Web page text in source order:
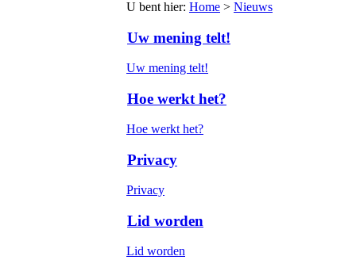
U bent hier: Home > Nieuws
Uw mening telt!
Uw mening telt!
Hoe werkt het?
Hoe werkt het?
Privacy
Privacy
Lid worden
Lid worden